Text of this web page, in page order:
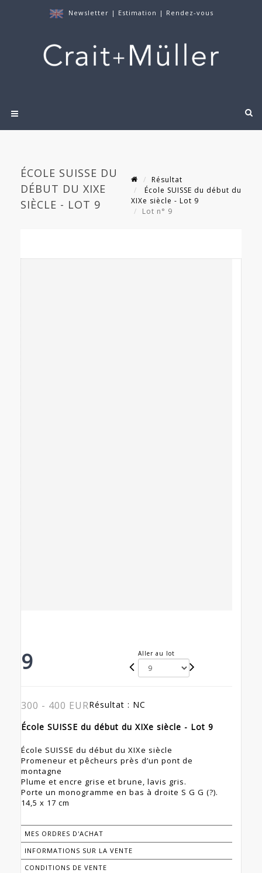
Newsletter | Estimation | Rendez-vous
ÉCOLE SUISSE DU
DÉBUT DU XIXE
SIÈCLE - LOT 9
Résultat
École SUISSE du début du
XIXe siècle - Lot 9
Lot n° 9
9 Aller au lot
300 - 400 EURRésultat : NC
École SUISSE du début du XIXe siècle - Lot 9
École SUISSE du début du XIXe siècle
Promeneur et pêcheurs près d’un pont de
montagne
Plume et encre grise et brune, lavis gris.
Porte un monogramme en bas à droite S G G (?).
14,5 x 17 cm
MES ORDRES D'ACHAT
INFORMATIONS SUR LA VENTE
CONDITIONS DE VENTE